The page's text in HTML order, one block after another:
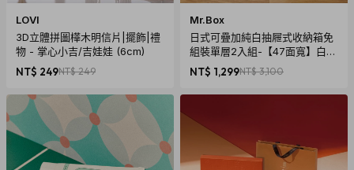
LOVI
3D立體拼圖樺木明信片|擺飾|禮
物 - 掌心小吉/吉娃娃 (6cm)
NT$ 249NT$ 249
Mr.Box
日式可疊加純白抽屜式收納箱免
組裝單層2入組-【47面寬】白色
NT$ 1,299NT$ 3,100